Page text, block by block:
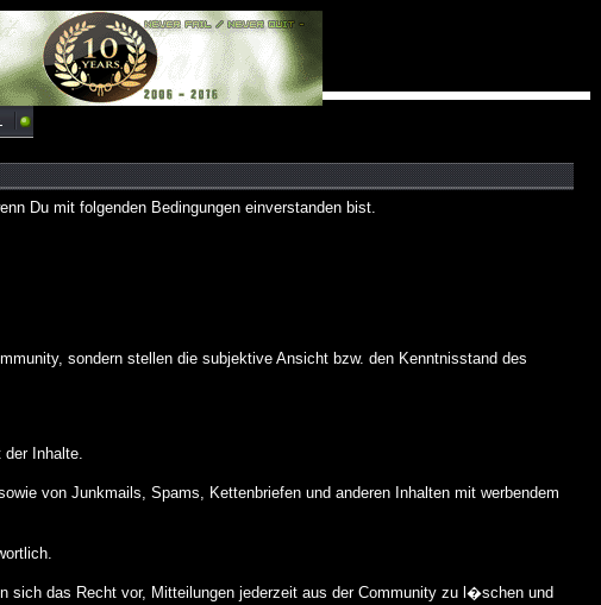
Du mit folgenden Bedingungen einverstanden bist.
sondern stellen die subjektive Ansicht bzw. den Kenntnisstand des
Inhalte.
von Junkmails, Spams, Kettenbriefen und anderen Inhalten mit werbendem
das Recht vor, Mitteilungen jederzeit aus der Community zu l�schen und